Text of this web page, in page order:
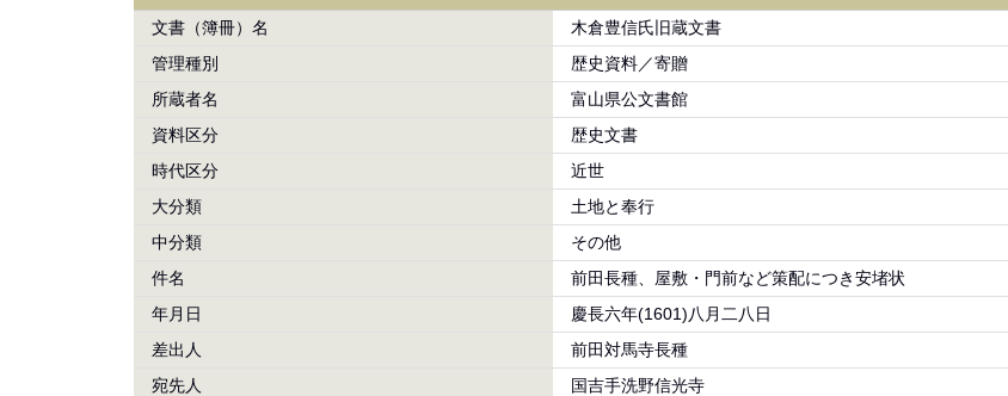
文書（簿冊）名
木倉豊信氏旧蔵文書
管理種別
歴史資料／寄贈
所蔵者名
富山県公文書館
資料区分
歴史文書
時代区分
近世
大分類
土地と奉行
中分類
その他
件名
前田長種、屋敷・門前など策配につき安堵状
年月日
慶長六年(1601)八月二八日
差出人
前田対馬寺長種
宛先人
国吉手洗野信光寺